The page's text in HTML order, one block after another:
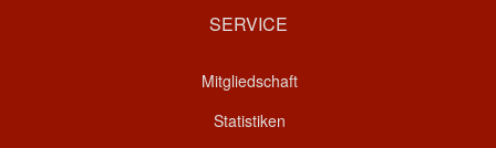
SERVICE
Mitgliedschaft
Statistiken